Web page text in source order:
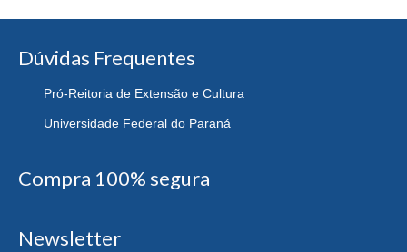
Dúvidas Frequentes
Pró-Reitoria de Extensão e Cultura
Universidade Federal do Paraná
Compra 100% segura
Newsletter